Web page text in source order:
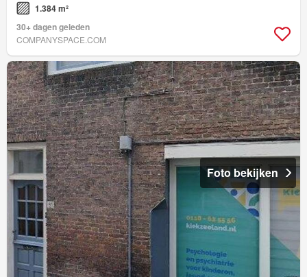
1.384 m²
30+ dagen geleden
COMPANYSPACE.COM
Foto bekijken